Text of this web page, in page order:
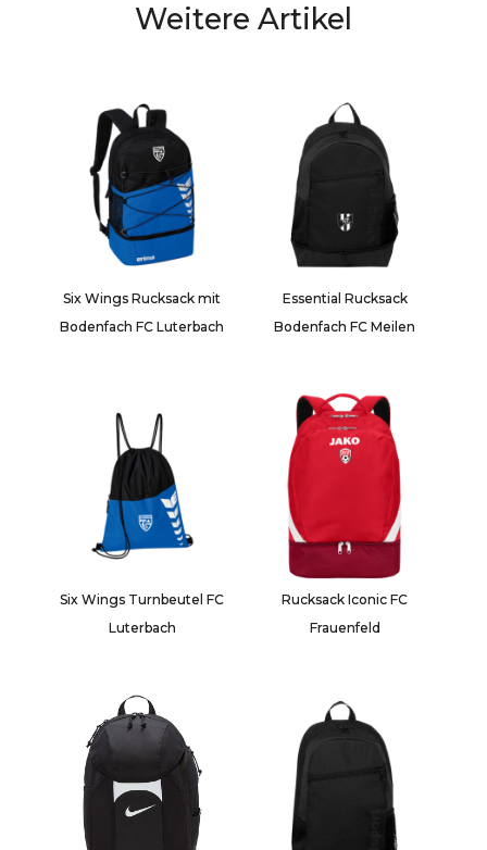
Weitere Artikel
Six Wings Rucksack mit
Bodenfach FC Luterbach
Essential Rucksack
Bodenfach FC Meilen
Six Wings Turnbeutel FC
Luterbach
Rucksack Iconic FC
Frauenfeld